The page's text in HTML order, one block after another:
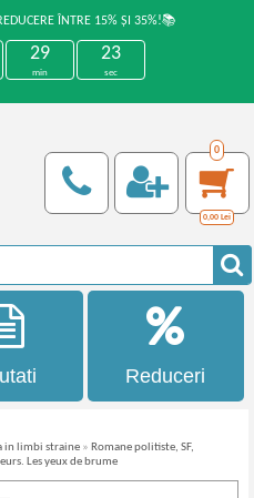
ÎNTRE 15% ȘI 35%!📚
29
min
23
sec
0
0,00 Lei
Reduceri
in limbi straine » Romane politiste, SF,
Les yeux de brume